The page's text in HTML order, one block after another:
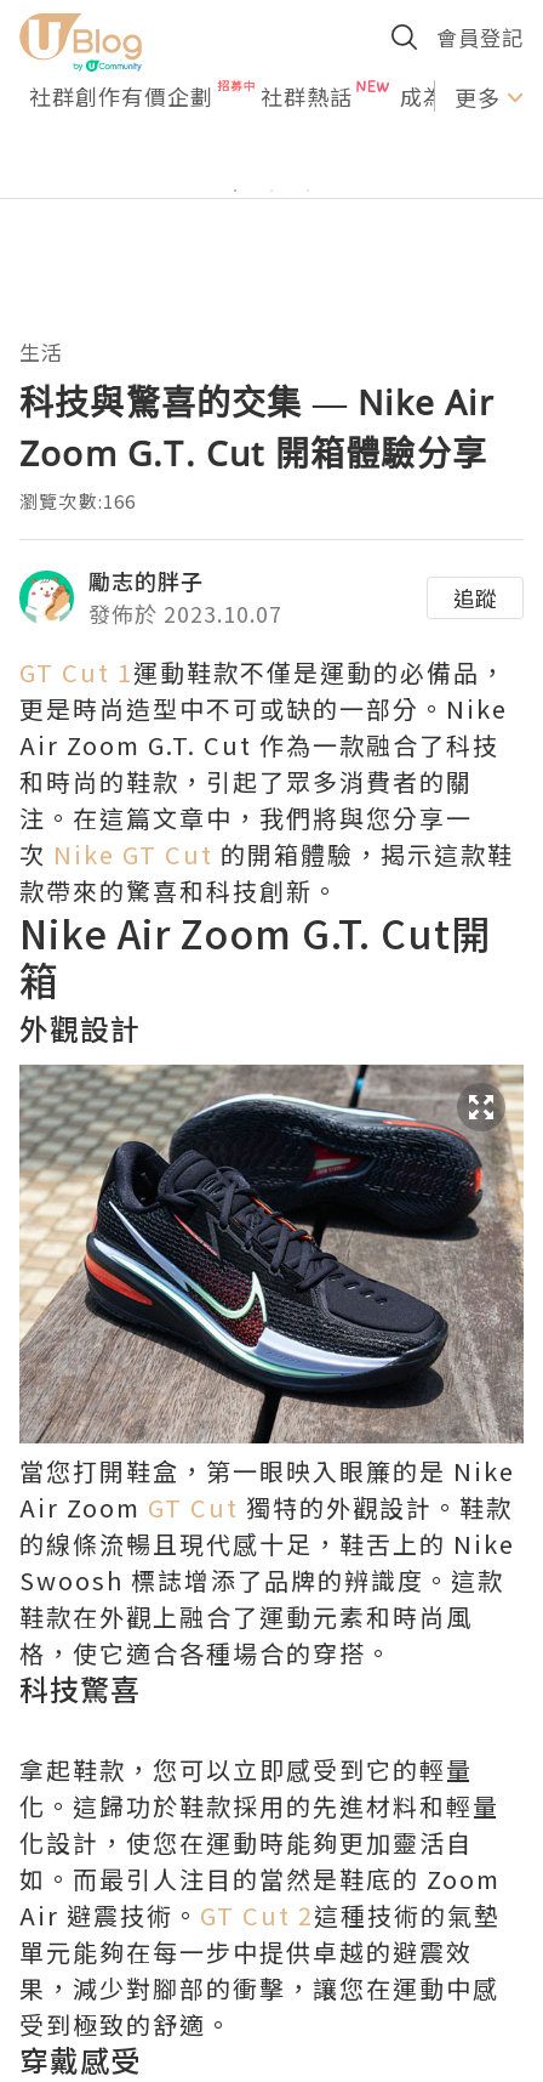
會員登記
社群創作有價企劃 社群熱話 成為U更多
生活
科技與驚喜的交集 — Nike Air
Zoom G.T. Cut 開箱體驗分享
瀏覽次數:166
勵志的胖子
發佈於 2023.10.07
追蹤
GT Cut 1運動鞋款不僅是運動的必備品，
更是時尚造型中不可或缺的一部分。Nike
Air Zoom G.T. Cut 作為一款融合了科技
和時尚的鞋款，引起了眾多消費者的關
注。在這篇文章中，我們將與您分享一
次 Nike GT Cut 的開箱體驗，揭示這款鞋
款帶來的驚喜和科技創新。
Nike Air Zoom G.T. Cut開
箱
外觀設計
當您打開鞋盒，第一眼映入眼簾的是 Nike
Air Zoom GT Cut 獨特的外觀設計。鞋款
的線條流暢且現代感十足，鞋舌上的 Nike
Swoosh 標誌增添了品牌的辨識度。這款
鞋款在外觀上融合了運動元素和時尚風
格，使它適合各種場合的穿搭。
科技驚喜
拿起鞋款，您可以立即感受到它的輕量
化。這歸功於鞋款採用的先進材料和輕量
化設計，使您在運動時能夠更加靈活自
如。而最引人注目的當然是鞋底的 Zoom
Air 避震技術。 GT Cut 2這種技術的氣墊
單元能夠在每一步中提供卓越的避震效
果，減少對腳部的衝擊，讓您在運動中感
受到極致的舒適。
穿戴感受